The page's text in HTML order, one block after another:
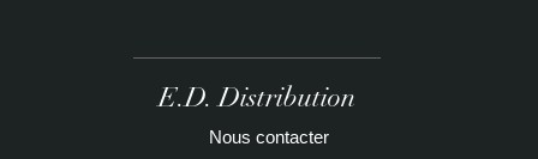
E.D. Distribution
Nous contacter